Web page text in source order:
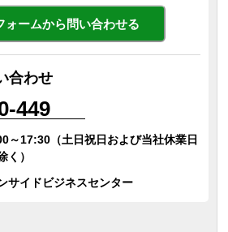
ォームから問い合わせる
合わせ
449
～17:30（土日祝日および当社休業日
く）
サイドビジネスセンター